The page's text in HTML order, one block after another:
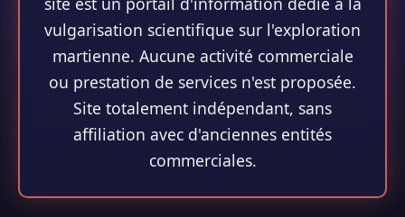
vulgarisation scientifique sur l'exploration
martienne. Aucune activité commerciale
ou prestation de services n'est proposée.
Site totalement indépendant, sans
affiliation avec d'anciennes entités
commerciales.